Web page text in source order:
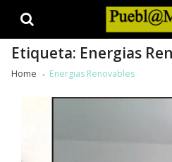
Etiqueta: Energias
Home Energias Renovables